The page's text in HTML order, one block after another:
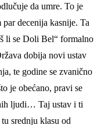
da umre. To je
par decenija kasnije. Ta
li se Doli Bel“ formalno
dobija novi ustav
te godine se zvanično
je obećano, pravi se
ljudi… Taj ustav i ti
srednju klasu od